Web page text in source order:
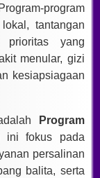
program
tantangan
prioritas yang
menular, gizi
kesiapsiagaan
Program
ini fokus pada
persalinan
balita, serta